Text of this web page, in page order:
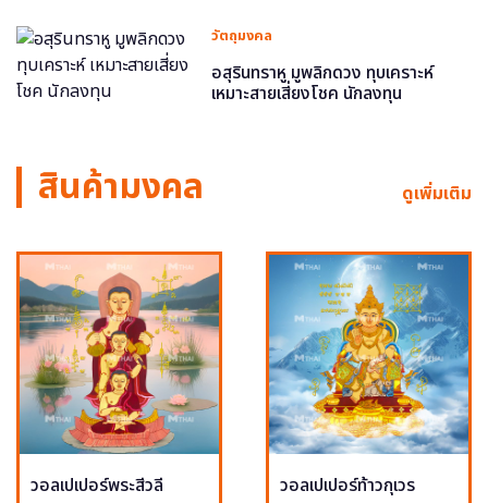
วัตถุมงคล
อสุรินทราหู มูพลิกดวง ทุบเคราะห์
เหมาะสายเสี่ยงโชค นักลงทุน
สินค้ามงคล ดูเพิ่มเติม
วอลเปเปอร์พระสีวลี วอลเปเปอร์ท้าวกุเวร